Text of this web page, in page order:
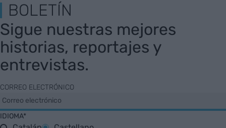
BOLETÍN
Sigue nuestras mejores
historias, reportajes y
entrevistas.
CORREO ELECTRÓNICO
IDIOMA*